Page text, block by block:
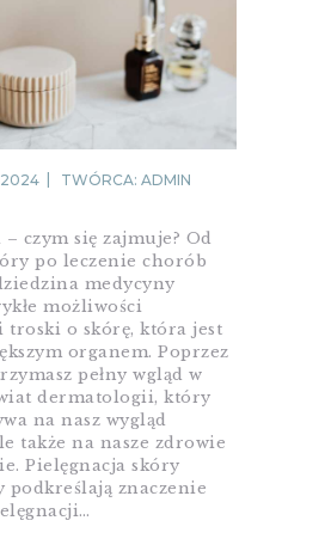
2024 TWÓRCA: ADMIN
czym się zajmuje? Od
po leczenie chorób
medycyny
możliwości
o skórę, która jest
organem. Poprzez
pełny wgląd w
dermatologii, który
na nasz wygląd
także na nasze zdrowie
Pielęgnacja skóry
podkreślają znaczenie